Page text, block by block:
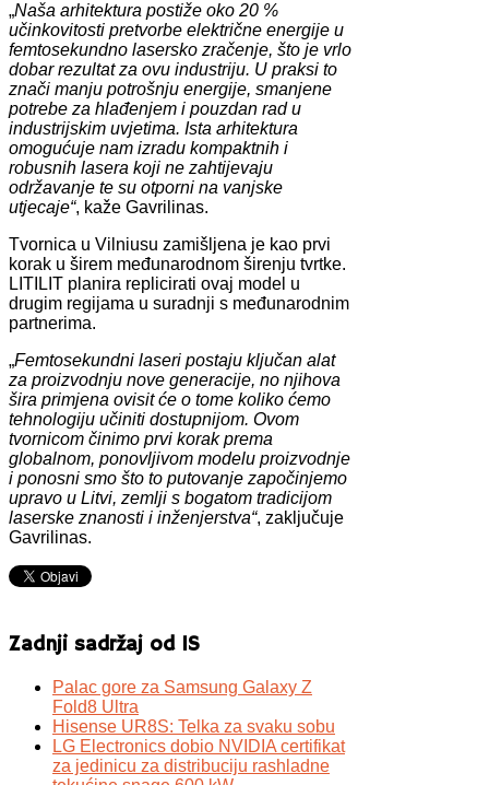
„Naša arhitektura postiže oko 20 %
učinkovitosti pretvorbe električne energije u
femtosekundno lasersko zračenje, što je vrlo
dobar rezultat za ovu industriju. U praksi to
znači manju potrošnju energije, smanjene
potrebe za hlađenjem i pouzdan rad u
industrijskim uvjetima. Ista arhitektura
omogućuje nam izradu kompaktnih i
robusnih lasera koji ne zahtijevaju
održavanje te su otporni na vanjske
utjecaje“, kaže Gavrilinas.
Tvornica u Vilniusu zamišljena je kao prvi
korak u širem međunarodnom širenju tvrtke.
LITILIT planira replicirati ovaj model u
drugim regijama u suradnji s međunarodnim
partnerima.
„Femtosekundni laseri postaju ključan alat
za proizvodnju nove generacije, no njihova
šira primjena ovisit će o tome koliko ćemo
tehnologiju učiniti dostupnijom. Ovom
tvornicom činimo prvi korak prema
globalnom, ponovljivom modelu proizvodnje
i ponosni smo što to putovanje započinjemo
upravo u Litvi, zemlji s bogatom tradicijom
laserske znanosti i inženjerstva“, zaključuje
Gavrilinas.
Zadnji sadržaj od IS
Palac gore za Samsung Galaxy Z
Fold8 Ultra
Hisense UR8S: Telka za svaku sobu
LG Electronics dobio NVIDIA certifikat
za jedinicu za distribuciju rashladne